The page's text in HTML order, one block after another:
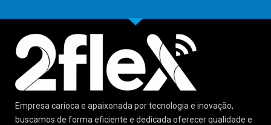
Empresa carioca e apaixonada por tecnologia e inovação,
buscamos de forma eficiente e dedicada oferecer qualidade e